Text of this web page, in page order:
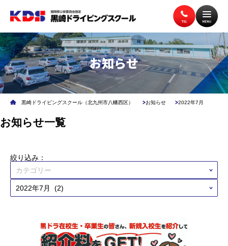
トップページ 入校案内
教習案内 講習案内
無料送迎バス
企業安全運転研修 学校交通安全講習
お知らせ
黒崎ドライビングスクール（北九州市八幡西区） お知らせ 2022年7月
お知らせ一覧
絞り込み：